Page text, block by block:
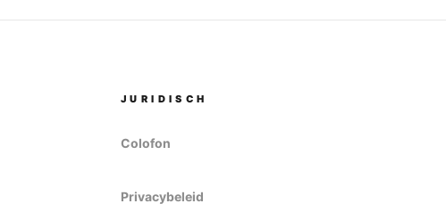
JURIDISCH
Colofon
Privacybeleid